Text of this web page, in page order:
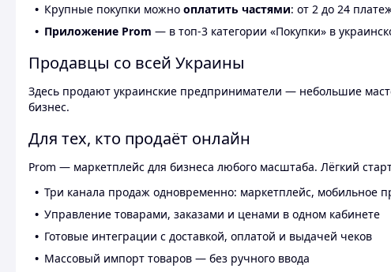
Крупные покупки можно оплатить частями: от 2 до 24
Приложение Prom — в топ-3 категории «Покупки» в
Продавцы со всей Украины
Здесь продают украинские предприниматели — небольшие
бизнес.
Для тех, кто продаёт онлайн
Prom — маркетплейс для бизнеса любого масштаба. Лёгкий
Три канала продаж одновременно: маркетплейс, мобильное
Управление товарами, заказами и ценами в одном кабинете
Готовые интеграции с доставкой, оплатой и выдачей чеков
Массовый импорт товаров — без ручного ввода